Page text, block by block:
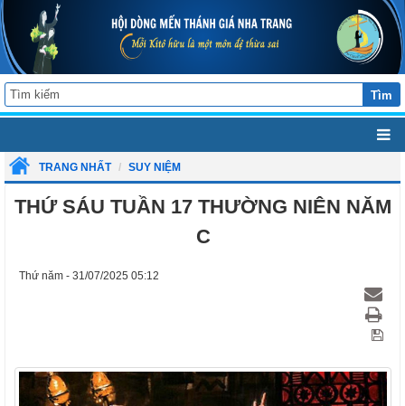
Tìm
TRANG NHẤT SUY NIỆM
THỨ SÁU TUẦN 17 THƯỜNG NIÊN NĂM
C
Thứ năm - 31/07/2025 05:12